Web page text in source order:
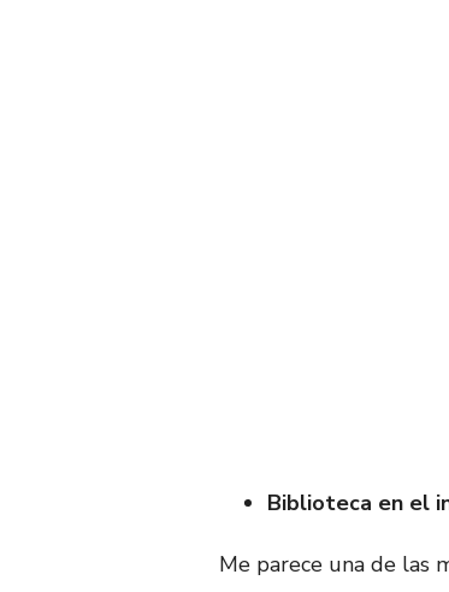
Biblioteca en el
Me parece una de las